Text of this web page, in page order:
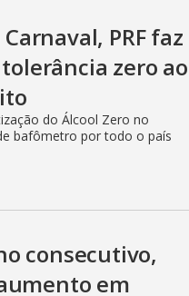
PRF faz
zero ao
do Álcool Zero no
bafômetro por todo o país
consecutivo,
em